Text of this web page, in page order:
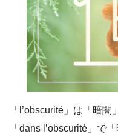
「l’obscurité」は「暗闇
「dans l’obscurité」で